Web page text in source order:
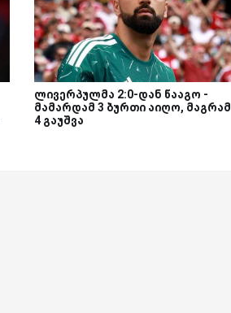
ლივერპულმა 2:0-დან წააგო -
მამარდამ 3 ბურთი აიღო, მაგრამ
4 გაუშვა